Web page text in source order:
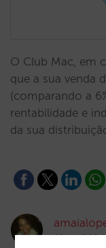
O Club Mac, em
que a sua venda
(comparando a
rentabilidade e
da sua
12/11/2024